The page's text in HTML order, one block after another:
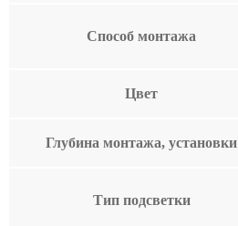
Способ монтажа
Цвет
Глубина монтажа, установки
Тип подсветки